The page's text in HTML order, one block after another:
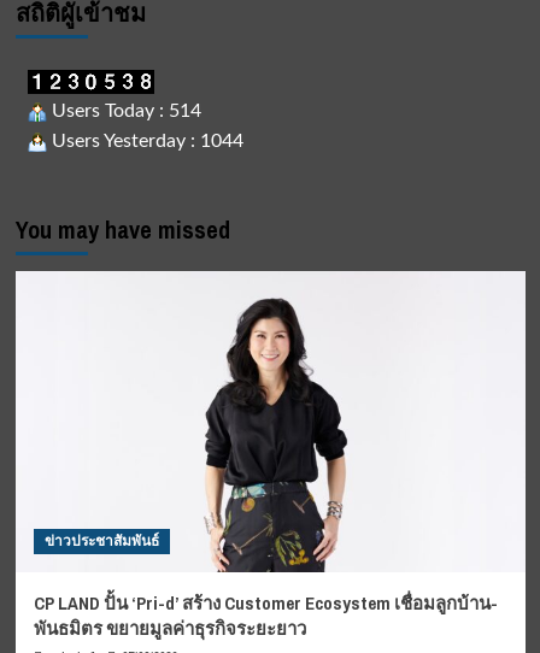
สถิติผูัเข้าชม
Users Today : 514
Users Yesterday : 1044
You may have missed
ข่าวประชาสัมพันธ์
CP LAND ปั้น ‘Pri-d’ สร้าง Customer Ecosystem เชื่อมลูกบ้าน-
พันธมิตร ขยายมูลค่าธุรกิจระยะยาว